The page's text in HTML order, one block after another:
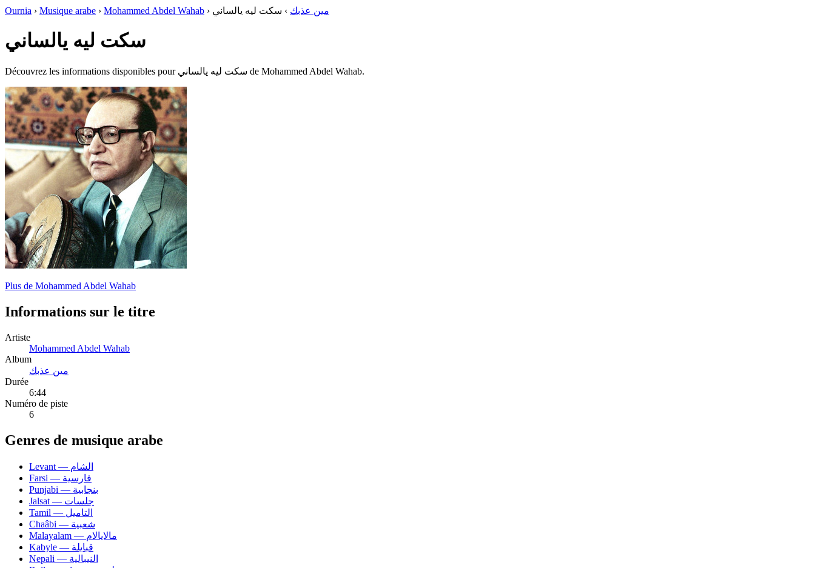
Ournia › Musique arabe › Mohammed Abdel Wahab › مين عذبك › سكت ليه يالساني
سكت ليه يالساني
Découvrez les informations disponibles pour سكت ليه يالساني de Mohammed Abdel Wahab.
Plus de Mohammed Abdel Wahab
Informations sur le titre
Artiste
Mohammed Abdel Wahab
Album
مين عذبك
Durée
6:44
Numéro de piste
6
Genres de musique arabe
Levant — الشام
Farsi — فارسية
Punjabi — بنجابية
Jalsat — جلسات
Tamil — التاميل
Chaâbi — شعبية
Malayalam — مالايالام
Kabyle — قبايلة
Nepali — النيبالية